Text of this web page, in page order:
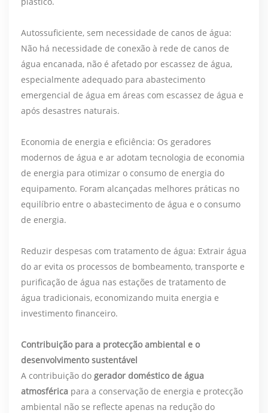
Autossuficiente, sem necessidade de canos de água:
Não há necessidade de conexão à rede de canos de
água encanada, não é afetado por escassez de água,
especialmente adequado para abastecimento
emergencial de água em áreas com escassez de água e
após desastres naturais.
Economia de energia e eficiência: Os geradores
modernos de água e ar adotam tecnologia de economia
de energia para otimizar o consumo de energia do
equipamento. Foram alcançadas melhores práticas no
equilíbrio entre o abastecimento de água e o consumo
de energia.
Reduzir despesas com tratamento de água: Extrair água
do ar evita os processos de bombeamento, transporte e
purificação de água nas estações de tratamento de
água tradicionais, economizando muita energia e
investimento financeiro.
Contribuição para a protecção ambiental e o
desenvolvimento sustentável
A contribuição do gerador doméstico de água
atmosférica para a conservação de energia e protecção
ambiental não se reflecte apenas na redução do